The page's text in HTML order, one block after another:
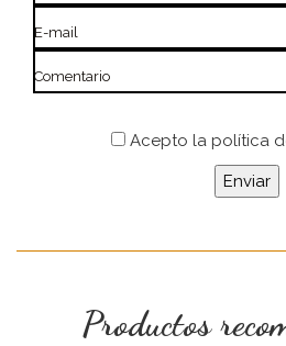
E-mail
Comentario
Acepto la política
Productos